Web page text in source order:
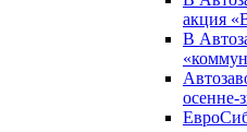
акция
В
осенне-